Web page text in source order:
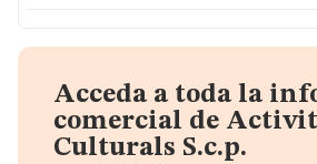
Acceda a toda la
comercial de
Culturals S.c.p.